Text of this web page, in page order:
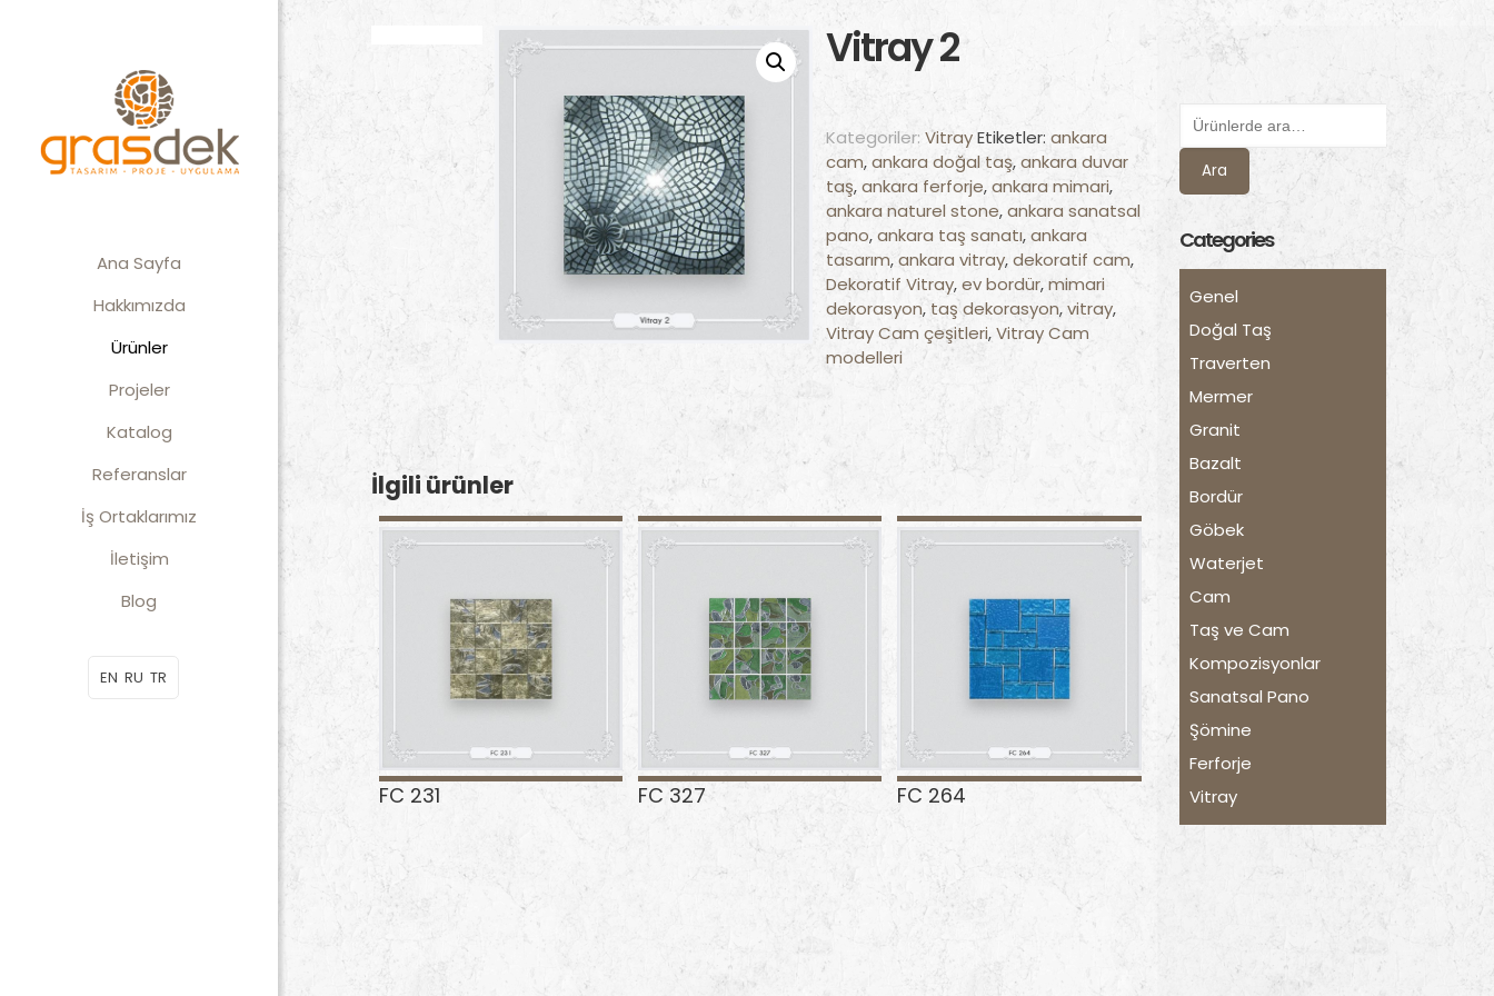
Ana Sayfa
Hakkımızda
Ürünler
Projeler
Katalog
Referanslar
İş Ortaklarımız
İletişim
Blog
EN RU TR
Vitray 2
Kategoriler: Vitray Etiketler: ankara
cam,ankara doğal taş,ankara duvar
taş,ankara ferforje,ankara mimari,
ankara naturel stone,ankara sanatsal
pano,ankara taş sanatı,ankara
tasarım,ankara vitray,dekoratif cam,
Dekoratif Vitray,ev bordür,mimari
dekorasyon, taş dekorasyon,vitray,
Vitray Cam çeşitleri,Vitray Cam
modelleri
İlgili ürünler
FC 231 FC 327 FC 264
Ara
Categories
Genel
Doğal Taş
Traverten
Mermer
Granit
Bazalt
Bordür
Göbek
Waterjet
Cam
Taş ve Cam
Kompozisyonlar
Sanatsal Pano
Şömine
Ferforje
Vitray